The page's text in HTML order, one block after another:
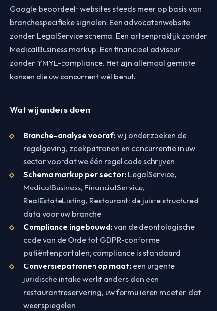
Google beoordeelt websites steeds meer op basis van
branchespecifieke signalen. Een advocatenwebsite
zonder LegalService schema. Een artsenpraktijk zonder
MedicalBusiness markup. Een financieel adviseur
zonder YMYL-compliance. Het zijn allemaal gemiste
kansen die uw concurrent wél benut.
Wat wij anders doen
Branche-analyse vooraf:wij onderzoeken de
regelgeving, zoekpatronen en concurrentie in uw
sector voordat we één regel code schrijven
Schema markup per sector: LegalService,
MedicalBusiness, FinancialService,
RealEstateListing, Restaurant: de juiste structured
data voor uw branche
Compliance ingebouwd:van de deontologische
code van de Orde tot GDPR-conforme
patiëntenportalen, compliance is standaard
Conversiepatronen op maat: een urgente
juridische intake werkt anders dan een
restaurantreservering, uw formulieren moeten dat
weerspiegelen